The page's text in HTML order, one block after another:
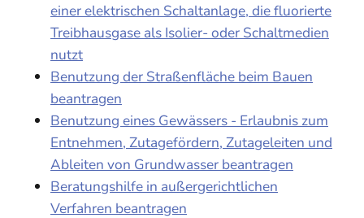
einer elektrischen Schaltanlage, die fluorierte
Treibhausgase als Isolier- oder Schaltmedien
nutzt
Benutzung der Straßenfläche beim Bauen
beantragen
Benutzung eines Gewässers - Erlaubnis zum
Entnehmen, Zutagefördern, Zutageleiten und
Ableiten von Grundwasser beantragen
Beratungshilfe in außergerichtlichen
Verfahren beantragen